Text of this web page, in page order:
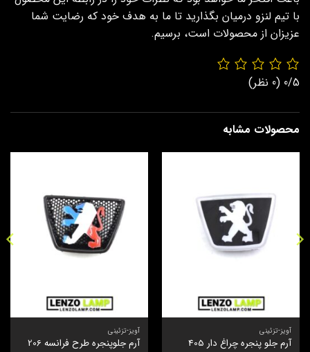
با تیم لنزو درمیان بگذارید تا ما به هدف خود که رضایت شما
عزیزان از محصولات است، برسیم.
0/5 (0 نظر)
محصولات مشابه
آویز-تزئینی
آرم جلو پنجره چراغ دار 405
آویز-تزئینی
آرم جلوپنجره طرح فرانسه 206